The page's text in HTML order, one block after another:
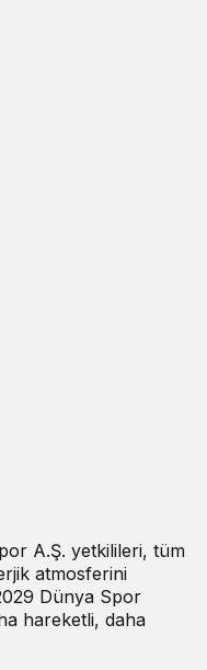
A.Ş. yetkilileri, tüm
atmosferini
Dünya Spor
hareketli, daha